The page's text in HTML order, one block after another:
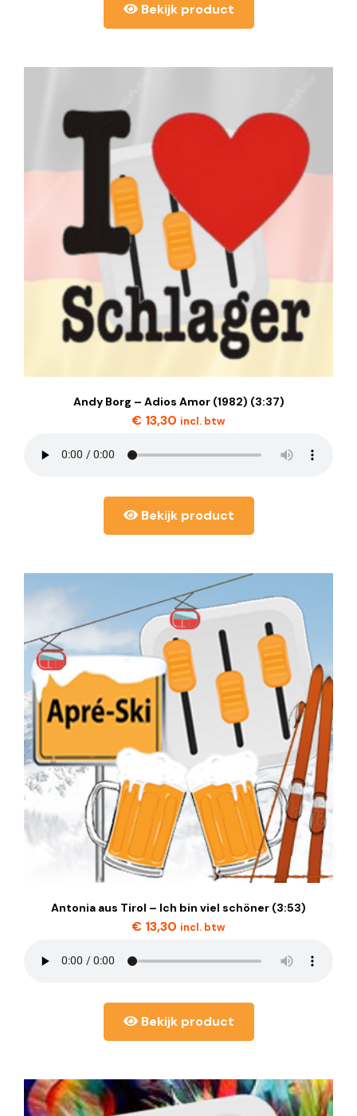
Bekijk product
Andy Borg – Adios Amor (1982) (3:37)
€ 13,30 incl. btw
Bekijk product
Antonia aus Tirol – Ich bin viel schöner (3:53)
€ 13,30 incl. btw
Bekijk product